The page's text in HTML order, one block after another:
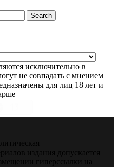
Search
исключительно в
не совпадать с мнением
для лиц 18 лет и
издания допускается
гиперссылки на